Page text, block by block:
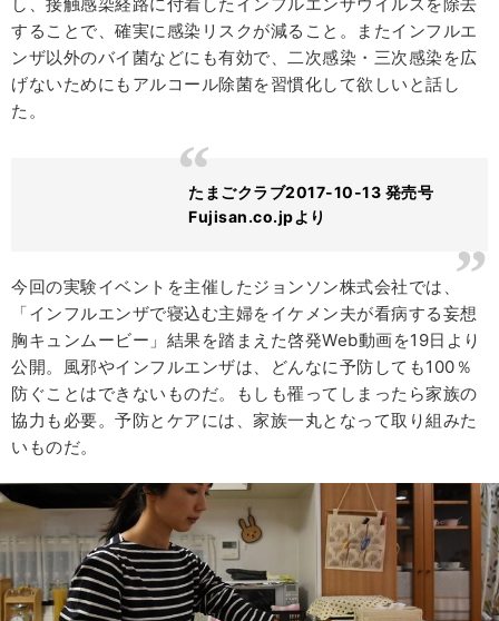
することで、確実に感染リスクが減ること。またインフルエ
ンザ以外のバイ菌などにも有効で、二次感染・三次感染を広
げないためにもアルコール除菌を習慣化して欲しいと話し
た。
たまごクラブ2017-10-13 発売号
Fujisan.co.jpより
今回の実験イベントを主催したジョンソン株式会社では、
「インフルエンザで寝込む主婦をイケメン夫が看病する妄想
胸キュンムービー」結果を踏まえた啓発Web動画を19日より
公開。風邪やインフルエンザは、どんなに予防しても100％
防ぐことはできないものだ。もしも罹ってしまったら家族の
協力も必要。予防とケアには、家族一丸となって取り組みた
いものだ。